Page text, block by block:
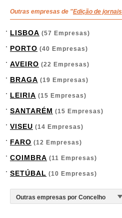
Outras empresas de "Edição de jornais
LISBOA (57 Empresas)
PORTO (40 Empresas)
AVEIRO (22 Empresas)
BRAGA (19 Empresas)
LEIRIA (15 Empresas)
SANTARÉM (15 Empresas)
VISEU (14 Empresas)
FARO (12 Empresas)
COIMBRA (11 Empresas)
SETÚBAL (10 Empresas)